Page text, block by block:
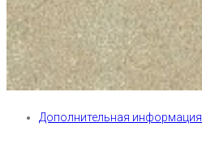
Дополнительная информация